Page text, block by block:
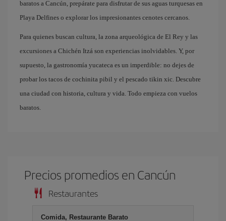
baratos a Cancún, prepárate para disfrutar de sus aguas turquesas en
Playa Delfines o explorar los impresionantes cenotes cercanos.
Para quienes buscan cultura, la zona arqueológica de El Rey y las
excursiones a Chichén Itzá son experiencias inolvidables. Y, por
supuesto, la gastronomía yucateca es un imperdible: no dejes de
probar los tacos de cochinita pibil y el pescado tikin xic. Descubre
una ciudad con historia, cultura y vida. Todo empieza con vuelos
baratos.
Precios promedios en Cancún
Restaurantes
Comida, Restaurante Barato